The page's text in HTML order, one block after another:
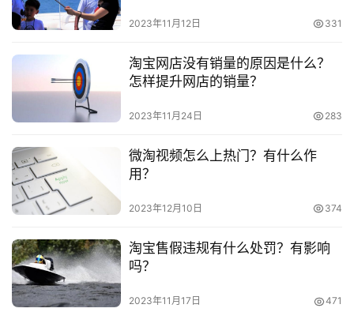
享
本文来自投稿，不代表早谈创业网立场，作者：欧阳, 微澜，如
若转载，请注明出处：
https://www.zaotuan.com.cn/140921.html
作者本人。本站仅提供信息存储空间服务，不拥有所有权，不
承担相关法律责任。如发现本站有涉嫌抄袭侵权/违法违规的内
容， 请发送邮件至
本站将立刻删除。
2023年11月12日 331
淘宝网店没有销量的原因是什么？
怎样提升网店的销量？
2023年11月24日 283
微淘视频怎么上热门？有什么作
用？
2023年12月10日 374
淘宝售假违规有什么处罚？有影响
吗？
2023年11月17日 471